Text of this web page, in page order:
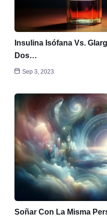
Insulina Isófana Vs.
Dos…
Sep 3, 2023
Soñar Con La Misma